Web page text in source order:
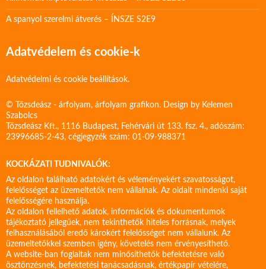
A spanyol szerelmi átverés – ÍNSZE S2E9
Adatvédelem és cookie-k
Adatvédelmi és cookie beállítások.
© Tőzsdeász - árfolyam, árfolyam grafikon. Design by Kelemen
Szabolcs
Tőzsdeász Kft., 1116 Budapest, Fehérvári út 133. fsz. 4., adószám:
23996685-2-43, cégjegyzék szám: 01-09-988371
KOCKÁZATI TUDNIVALÓK:
Az oldalon található adatokért és véleményekért szavatosságot,
felelősséget az üzemeltetők nem vállalnak. Az oldalt mindenki saját
felelősségére használja.
Az oldalon fellelhető adatok, információk és dokumentumok
tájékoztató jellegűek, nem tekinthetők hiteles forrásnak, melyek
felhasználásából eredő károkért felelősséget nem vállalunk. Az
üzemeltetőkkel szemben igény, követelés nem érvényesíthető.
A website-ban foglaltak nem minősíthetők befektetésre való
ösztönzésnek, befektetési tanácsadásnak, értékpapír vételére,